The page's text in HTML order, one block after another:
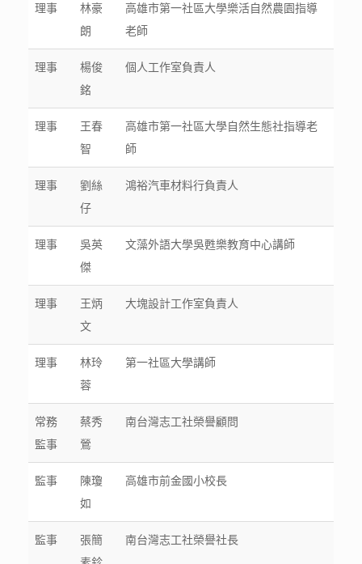
理事
林豪
朗
高雄市第一社區大學樂活自然農園指導
老師
理事
楊俊
銘
個人工作室負責人
理事
王春
智
高雄市第一社區大學自然生態社指導老
師
理事
劉絲
仔
鴻裕汽車材料行負責人
理事
吳英
傑
文藻外語大學吳甦樂教育中心講師
理事
王炳
文
大塊設計工作室負責人
理事
林玲
蓉
第一社區大學講師
常務
監事
蔡秀
鶯
南台灣志工社榮譽顧問
監事
陳瓊
如
高雄市前金國小校長
監事
張簡
南台灣志工社榮譽社長